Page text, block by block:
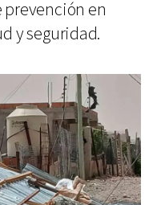
en
y seguridad.